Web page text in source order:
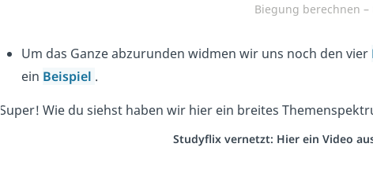
Biegung berechnen –
Um das Ganze abzurunden widmen wir uns noch den vier
ein Beispiel .
Super! Wie du siehst haben wir hier ein breites
Studyflix vernetzt: Hier ein Video